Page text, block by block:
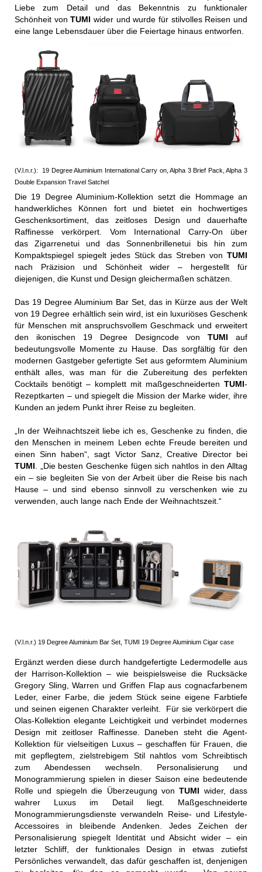
Liebe zum Detail und das Bekenntnis zu funktionaler
Schönheit vonTUMI wider und wurde für stilvolles Reisen und
eine lange Lebensdauer über die Feiertage hinaus entworfen.
(V.l.n.r.): 19 Degree Aluminium International Carry on, Alpha 3 Brief Pack, Alpha 3
Double Expansion Travel Satchel
Die 19 Degree Aluminium-Kollektion setzt die Hommage an
handwerkliches Können fort und bietet ein hochwertiges
Geschenksortiment, das zeitloses Design und dauerhafte
Raffinesse verkörpert. Vom International Carry-On über
das Zigarrenetui und das Sonnenbrillenetui bis hin zum
Kompaktspiegel spiegelt jedes Stück das Streben von TUMI
nach Präzision und Schönheit wider – hergestellt für
diejenigen, die Kunst und Design gleichermaßen schätzen.
Das 19 Degree Aluminium Bar Set, das in Kürze aus der Welt
von 19 Degree erhältlich sein wird, ist ein luxuriöses Geschenk
für Menschen mit anspruchsvollem Geschmack und erweitert
den ikonischen 19 Degree Designcode von TUMI auf
bedeutungsvolle Momente zu Hause. Das sorgfältig für den
modernen Gastgeber gefertigte Set aus geformtem Aluminium
enthält alles, was man für die Zubereitung des perfekten
Cocktails benötigt – komplett mit maßgeschneiderten TUMI-
Rezeptkarten – und spiegelt die Mission der Marke wider, ihre
Kunden an jedem Punkt ihrer Reise zu begleiten.
„In der Weihnachtszeit liebe ich es, Geschenke zu finden, die
den Menschen in meinem Leben echte Freude bereiten und
einen Sinn haben“, sagt Victor Sanz, Creative Director bei
TUMI . „Die besten Geschenke fügen sich nahtlos in den Alltag
ein – sie begleiten Sie von der Arbeit über die Reise bis nach
Hause – und sind ebenso sinnvoll zu verschenken wie zu
verwenden, auch lange nach Ende der Weihnachtszeit.“
(V.l.n.r.) 19 Degree Aluminium Bar Set, TUMI 19 Degree Aluminium Cigar case
Ergänzt werden diese durch handgefertigte Ledermodelle aus
der Harrison-Kollektion – wie beispielsweise die Rucksäcke
Gregory Sling, Warren und Griffen Flap aus cognacfarbenem
Leder, einer Farbe, die jedem Stück seine eigene Farbtiefe
und seinen eigenen Charakter verleiht. Für sie verkörpert die
Olas-Kollektion elegante Leichtigkeit und verbindet modernes
Design mit zeitloser Raffinesse. Daneben steht die Agent-
Kollektion für vielseitigen Luxus – geschaffen für Frauen, die
mit gepflegtem, zielstrebigem Stil nahtlos vom Schreibtisch
zum Abendessen wechseln. Personalisierung und
Monogrammierung spielen in dieser Saison eine bedeutende
Rolle und spiegeln die Überzeugung von TUMI wider, dass
wahrer Luxus im Detail liegt. Maßgeschneiderte
Monogrammierungsdienste verwandeln Reise- und Lifestyle-
Accessoires in bleibende Andenken. Jedes Zeichen der
Personalisierung spiegelt Identität und Absicht wider – ein
letzter Schliff, der funktionales Design in etwas zutiefst
Persönliches verwandelt, das dafür geschaffen ist, denjenigen